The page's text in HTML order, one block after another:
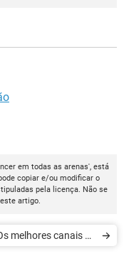
em todas as arenas', está
copiar e/ou modificar o
pela licença. Não se
artigo.
melhores canais de